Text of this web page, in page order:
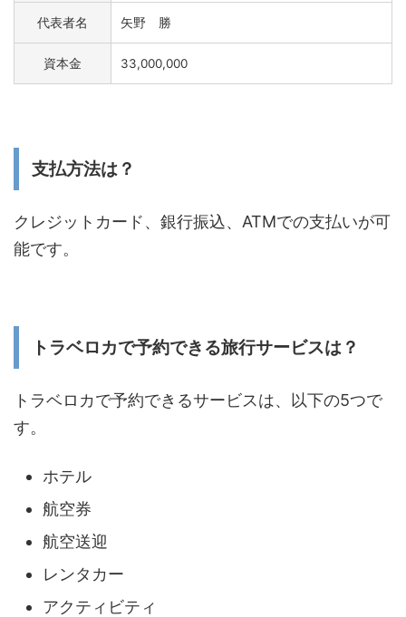
代表者名 矢野 勝
資本金 33,000,000
支払方法は？
クレジットカード、銀行振込、ATMでの支払いが可
能です。
トラベロカで予約できる旅行サービスは？
トラベロカで予約できるサービスは、以下の5つで
す。
ホテル
航空券
航空送迎
レンタカー
アクティビティ